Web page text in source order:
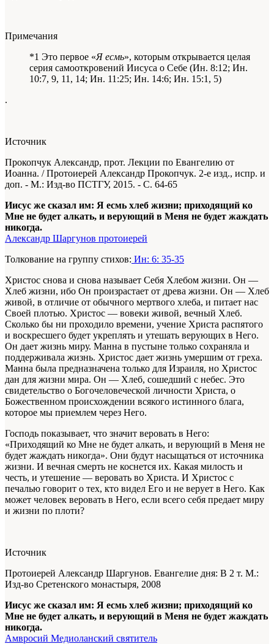
Примечания
*1 Это первое «Я есмь», которым открывается целая
серия самооткровений Иисуса о Себе (Ин. 8:12; Ин.
10:7, 9, 11, 14; Ин. 11:25; Ин. 14:6; Ин. 15:1, 5)
.
Источник
Прокопчук Александр, прот. Лекции по Евангелию от
Иоанна. / Протоиерей Александр Прокопчук. 2-е изд., испр. и
доп. - М.: Изд-во ПСТГУ, 2015. - С. 64-65
Иисус же сказал им: Я есмь хлеб жизни; приходящий ко
Мне не будет алкать, и верующий в Меня не будет жаждать
никогда.
Александр Шаргунов протоиерей
Толкование на группу стихов: Ин: 6: 35-35
Христос снова и снова называет Себя Хлебом жизни. Он —
Хлеб жизни, ибо Он произрастает от древа жизни. Он — Хлеб
живой, в отличие от обычного мертвого хлеба, и питает нас
Своей плотью. Христос — вовеки живой, вечный Хлеб.
Сколько бы ни проходило времени, учение Христа распятого
и воскресшего будет укреплять и утешать верующих в Него.
Он дает жизнь миру. Манна в пустыне только сохраняла и
поддерживала жизнь. Христос дает жизнь умершим от греха.
Манна была предназначена только для Израиля, но Христос
дан для жизни мира. Он — Хлеб, сошедший с небес. Это
свидетельство о Богочеловеческой личности Христа, о
Божественном происхождении всякого истинного блага,
которое мы приемлем через Него.
Господь показывает, что значит веровать в Него:
«Приходящий ко Мне не будет алкать, и верующий в Меня не
будет жаждать никогда». Они будут насыщаться от источника
жизни. И вечная смерть не коснется их. Какая милость и
честь, и утешение — веровать во Христа. И Христос с
печалью говорит о тех, кто видел Его и не верует в Него. Как
может человек веровать в Него, если всего себя предает миру
и жизни по плоти?
Источник
Протоиерей Александр Шаргунов. Евангелие дня: В 2 т. М.:
Изд-во Сретенского монастыря, 2008
Иисус же сказал им: Я есмь хлеб жизни; приходящий ко
Мне не будет алкать, и верующий в Меня не будет жаждать
никогда.
Амвросий Медиоланский святитель